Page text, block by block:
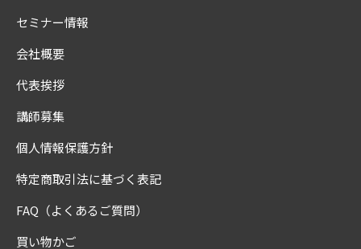
セミナー情報
会社概要
代表挨拶
講師募集
個人情報保護方針
特定商取引法に基づく表記
FAQ（よくあるご質問）
買い物かご